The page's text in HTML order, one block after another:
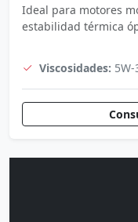
Ideal para motores
estabilidad térmica
Viscosidades: